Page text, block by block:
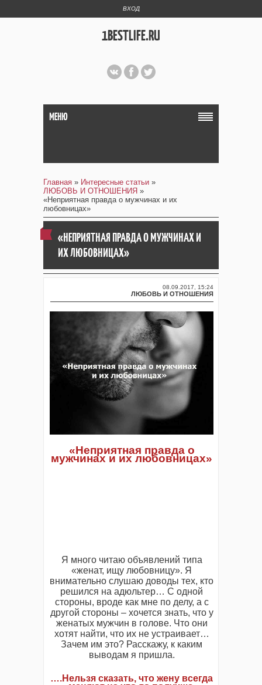
ВХОД
1BESTLIFE.RU
МЕНЮ
Главная » Интересные статьи »
ЛЮБОВЬ И ОТНОШЕНИЯ »
«Неприятная правда о мужчинах и их
любовницах»
«НЕПРИЯТНАЯ ПРАВДА О МУЖЧИНАХ И
ИХ ЛЮБОВНИЦАХ»
08.09.2017, 15:24
ЛЮБОВЬ И ОТНОШЕНИЯ
«Неприятная правда о
мужчинах и их любовницах»
Я много читаю объявлений типа
«женат, ищу любовницу». Я
внимательно слушаю доводы тех, кто
решился на адюльтер… С одной
стороны, вроде как мне по делу, а с
другой стороны – хочется знать, что у
женатых мужчин в голове. Что они
хотят найти, что их не устраивает…
Зачем им это? Расскажу, к каким
выводам я пришла.
….Нельзя сказать, что жену всегда